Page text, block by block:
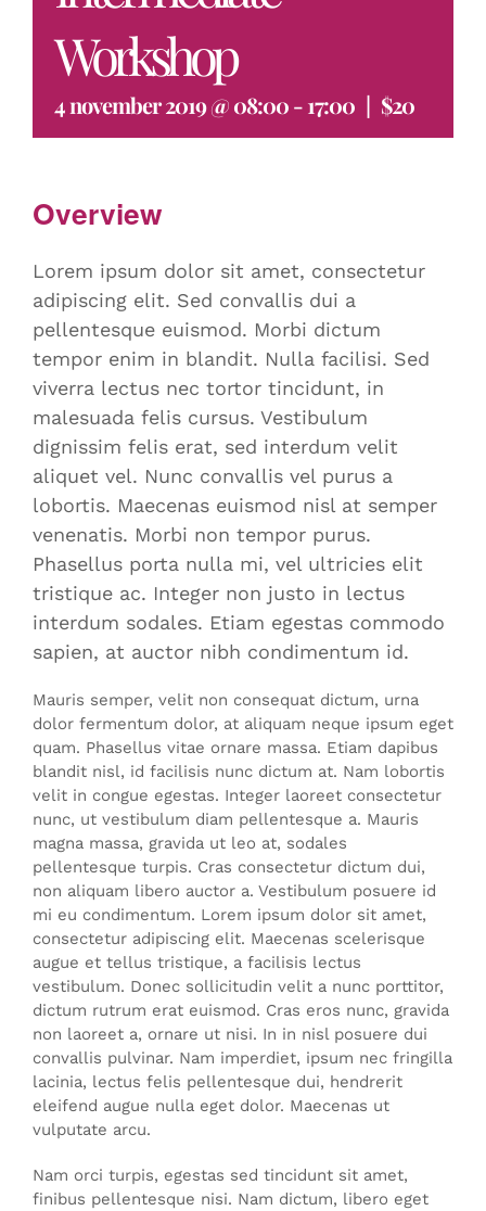
Workshop
4 november 2019 @ 08:00-17:00 | $20
Overview
Lorem ipsum dolor sit amet, consectetur
adipiscing elit. Sed convallis dui a
pellentesque euismod. Morbi dictum
tempor enim in blandit. Nulla facilisi. Sed
viverra lectus nec tortor tincidunt, in
malesuada felis cursus. Vestibulum
dignissim felis erat, sed interdum velit
aliquet vel. Nunc convallis vel purus a
lobortis. Maecenas euismod nisl at semper
venenatis. Morbi non tempor purus.
Phasellus porta nulla mi, vel ultricies elit
tristique ac. Integer non justo in lectus
interdum sodales. Etiam egestas commodo
sapien, at auctor nibh condimentum id.
Mauris semper, velit non consequat dictum, urna
dolor fermentum dolor, at aliquam neque ipsum eget
quam. Phasellus vitae ornare massa. Etiam dapibus
blandit nisl, id facilisis nunc dictum at. Nam lobortis
velit in congue egestas. Integer laoreet consectetur
nunc, ut vestibulum diam pellentesque a. Mauris
magna massa, gravida ut leo at, sodales
pellentesque turpis. Cras consectetur dictum dui,
non aliquam libero auctor a. Vestibulum posuere id
mi eu condimentum. Lorem ipsum dolor sit amet,
consectetur adipiscing elit. Maecenas scelerisque
augue et tellus tristique, a facilisis lectus
vestibulum. Donec sollicitudin velit a nunc porttitor,
dictum rutrum erat euismod. Cras eros nunc, gravida
non laoreet a, ornare ut nisi. In in nisl posuere dui
convallis pulvinar. Nam imperdiet, ipsum nec fringilla
lacinia, lectus felis pellentesque dui, hendrerit
eleifend augue nulla eget dolor. Maecenas ut
vulputate arcu.
Nam orci turpis, egestas sed tincidunt sit amet,
finibus pellentesque nisi. Nam dictum, libero eget